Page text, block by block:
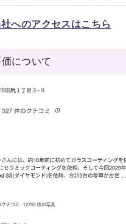
社へのアクセスはこちら
価について